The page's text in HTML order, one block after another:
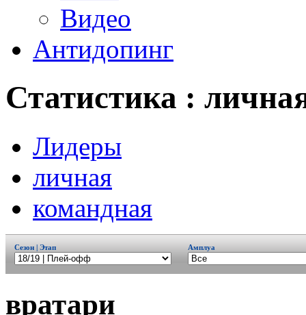
Видео
Антидопинг
Статистика :
Лидеры
личная
командная
Сезон | Этап Амплуа
вратари